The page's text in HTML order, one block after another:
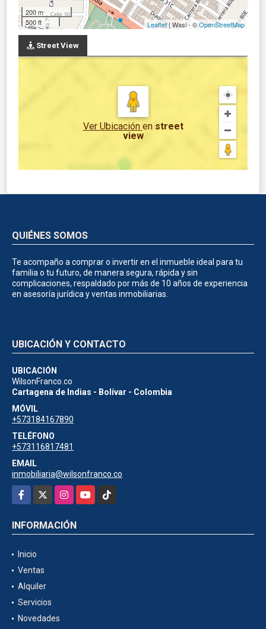
200 m
500 ft
Leaflet| Wasi - ©OpenStreetMap
Street View
Ver Ubicación en street
view
QUIÉNES SOMOS
Te acompaño a comprar o invertir en el inmueble ideal para tu
familia o tu futuro, de manera segura, rápida y sin
complicaciones, respaldado por más de 10 años de experiencia
en asesoría jurídica y ventas inmobiliarias.
UBICACIÓN Y CONTACTO
UBICACIÓN
WilsonFranco.co
Cartagena de Indias - Bolívar - Colombia
MÓVIL
+573184167890
TELÉFONO
+573116817481
EMAIL
inmobiliaria@wilsonfranco.co
Facebook
InstagramYouTubeTikTok
INFORMACIÓN
Inicio
Ventas
Alquiler
Servicios
Novedades